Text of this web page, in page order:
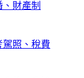
財產制
駕照、稅費